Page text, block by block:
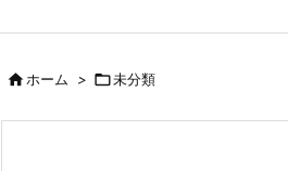
ホーム > 未分類